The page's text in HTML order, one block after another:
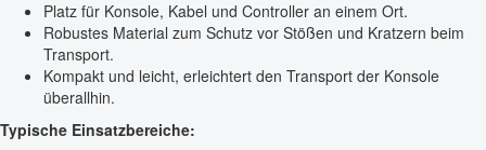
Platz für Konsole, Kabel und Controller an einem Ort.
Robustes Material zum Schutz vor Stößen und Kratzern beim
Transport.
Kompakt und leicht, erleichtert den Transport der Konsole
überallhin.
Typische Einsatzbereiche: